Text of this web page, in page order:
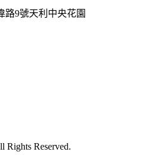
路9號天利中央花園
Rights Reserved.